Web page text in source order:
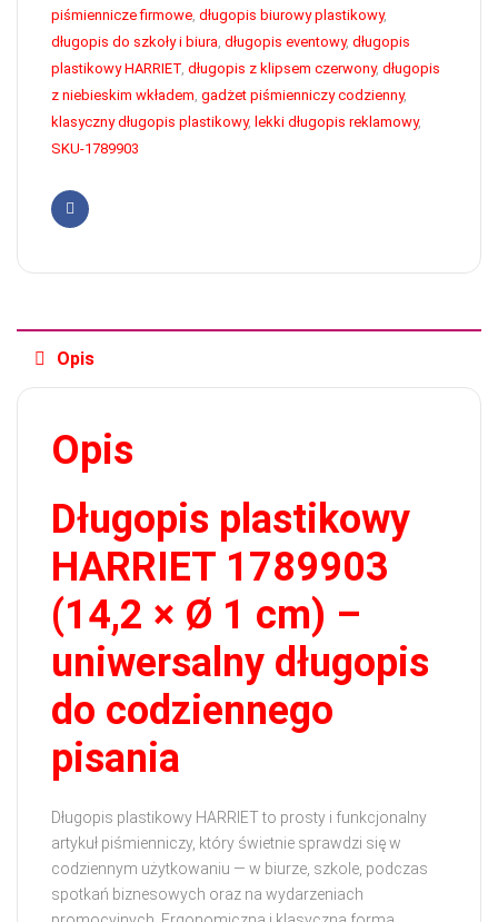
piśmiennicze firmowe, długopis biurowy plastikowy,
długopis do szkoły i biura, długopis eventowy, długopis
plastikowy HARRIET, długopis z klipsem czerwony, długopis
z niebieskim wkładem, gadżet piśmienniczy codzienny,
klasyczny długopis plastikowy, lekki długopis reklamowy,
SKU-1789903
Facebook
Opis
Opis
Długopis plastikowy
HARRIET 1789903
(14,2 × Ø 1 cm) –
uniwersalny długopis
do codziennego
pisania
Długopis plastikowy HARRIET to prosty i funkcjonalny
artykuł piśmienniczy, który świetnie sprawdzi się w
codziennym użytkowaniu — w biurze, szkole, podczas
spotkań biznesowych oraz na wydarzeniach